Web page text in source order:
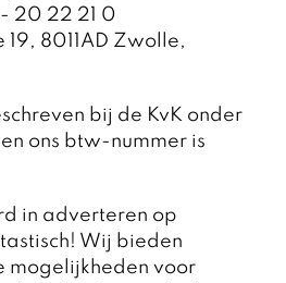
- 20 22 21 0
8011AD Zwolle,
bij de KvK onder
ons btw-nummer is
in adverteren op
Wij bieden
mogelijkheden voor